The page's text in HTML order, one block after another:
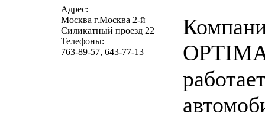
Адрес:
Москва г.Москва 2-й
Силикатный проезд 22
Телефоны:
763-89-57, 643-77-13